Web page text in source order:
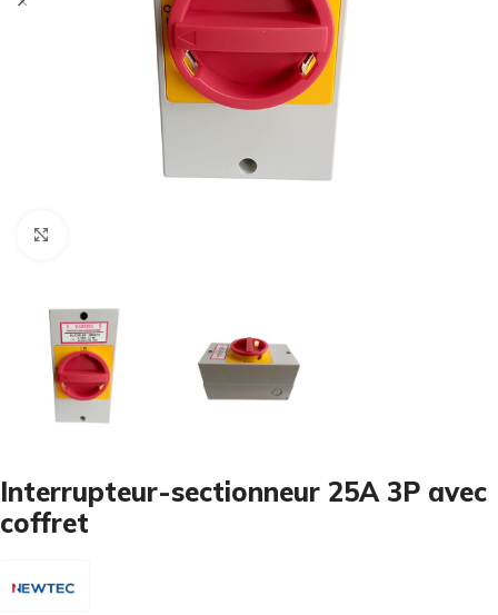
Interrupteur-sectionneur 25A 3P avec
coffret